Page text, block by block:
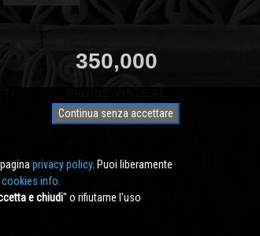
350,000
MESE
Continua senza accettare
privacy policy. Puoi liberamente
cookies info.
e chiudi'' o rifiutarne l'uso